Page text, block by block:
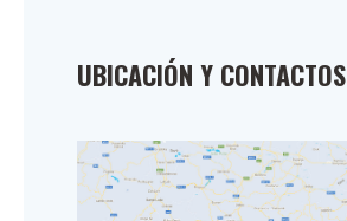
UBICACIÓN Y CONTACTOS